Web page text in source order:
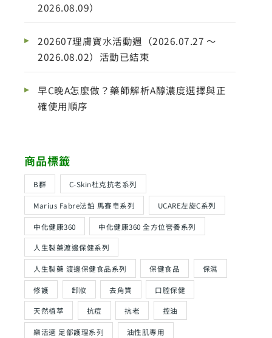
2026.08.09）
202607理膚寶水活動週（2026.07.27 ～
2026.08.02）活動已結束
早C晚A怎麼做？藥師解析A醇濃度選擇與正
確使用順序
商品標籤
B群 C-Skin杜克抗老系列
Marius Fabre法鉑 馬賽皂系列 UCARE左旋C系列
中化健康360 中化健康360 全方位營養系列
人生製藥渡邊保健系列
人生製藥 渡邊保健食品系列 保健食品 保濕
修護 卸妝 去角質 口腔保健
天然植萃 抗痘 抗老 控油
樂活適 足部護理系列 油性肌專用